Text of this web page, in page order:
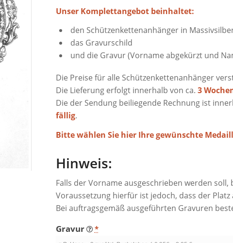
Unser Komplettangebot beinhaltet:
den Schützenkettenanhänger in
das Gravurschild
und die Gravur (Vorname abgekürzt und
Die Preise für alle Schützenkettenanhänger
Die Lieferung erfolgt innerhalb von ca. 3
Die der Sendung beiliegende Rechnung ist
fällig.
Bitte wählen Sie hier Ihre gewünschte
Hinweis:
Falls der Vorname ausgeschrieben werden
Voraussetzung hierfür ist jedoch, dass der
Bei auftragsgemäß ausgeführten Gravuren
Gravur *